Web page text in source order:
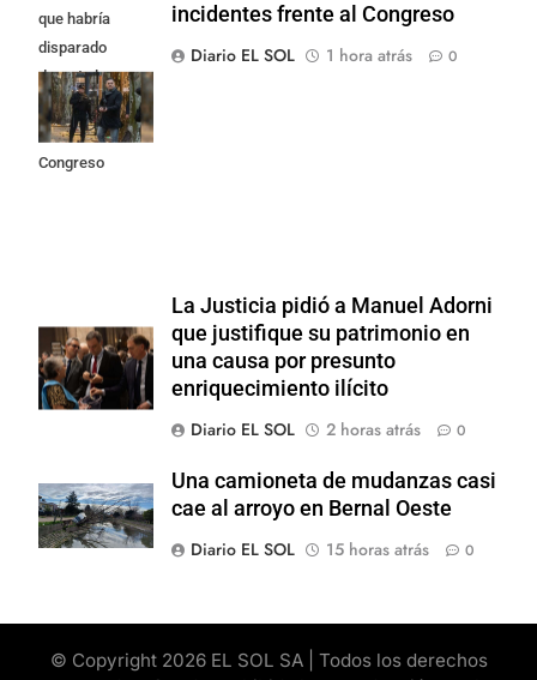
que habría
disparado
durante los
incidentes
frente al
Congreso
incidentes frente al Congreso
Diario EL SOL
1 hora atrás 0
La Justicia pidió a Manuel Adorni
que justifique su patrimonio en
una causa por presunto
enriquecimiento ilícito
Diario EL SOL
2 horas atrás 0
Una camioneta de mudanzas casi
cae al arroyo en Bernal Oeste
Diario EL SOL
15 horas atrás 0
© Copyright 2026 EL SOL SA | Todos los derechos